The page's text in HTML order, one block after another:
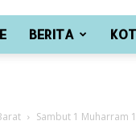
BERITA
Sambut 1 Muharram